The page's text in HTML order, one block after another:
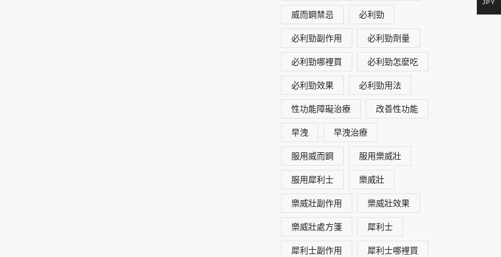
威而鋼禁忌 必利勁
必利勁副作用 必利勁劑量
必利勁哪裡買 必利勁怎麼吃
必利勁效果 必利勁用法
性功能障礙治療 改善性功能
早洩 早洩治療
服用威而鋼 服用樂威壯
服用犀利士 樂威壯
樂威壯副作用 樂威壯效果
樂威壯處方箋 犀利士
犀利士副作用 犀利士哪裡買
JPY